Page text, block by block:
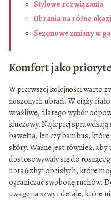
Stylowe rozwiązania
Ubrania na różne
Sezonowe zmiany w
Komfort jako
W pierwszej kolejności warto
noszonych ubrań. W ciąży
wrażliwe, dlatego wybór
kluczowy. Najlepiej
bawełna, len czy bambus,
skóry. Ważne jest również, aby
dostosowywały się do
ubrań zbyt obcisłych, które
ograniczać swobodę ruchów.
uwagę na szwy i detale, które